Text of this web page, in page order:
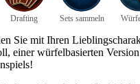
Drafting Sets sammeln
Sie mit Ihren
einer würfelbasierten